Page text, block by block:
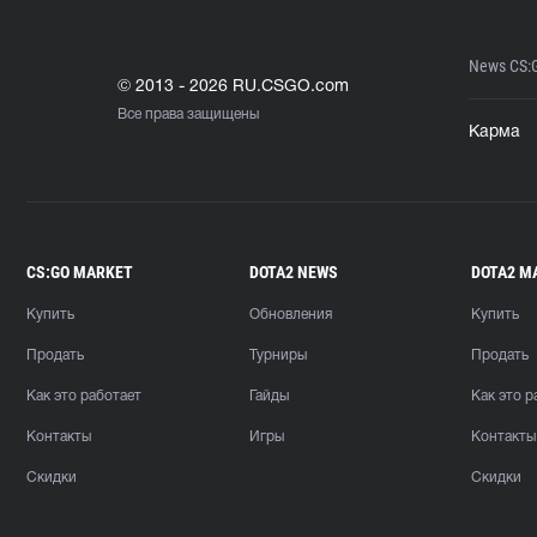
© 2013 - 2026 RU.CSGO.com
Все права защищены
News
Карма
CS:GO MARKET
Купить
Продать
Как это работает
Контакты
Скидки
DOTA2 NEWS
Обновления
Турниры
Гайды
Игры
DOTA2
Купить
Продать
Как это
Контакты
Скидки